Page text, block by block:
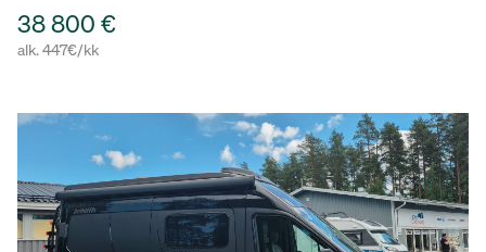
38 800 €
alk. 447€/kk